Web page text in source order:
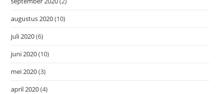
augustus 2020(10)
juli 2020(6)
juni 2020(10)
mei 2020(3)
april 2020(4)